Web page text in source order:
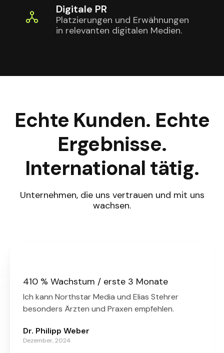
Digitale PR
Platzierungen und Erwähnungen
in relevanten digitalen Medien.
Echte Kunden. Echte
Ergebnisse.
International tätig.
Unternehmen, die uns vertrauen und mit uns
wachsen.
410 % Wachstum / erste 3 Monate
Ich kann Northstar Media und Elias Stehrer
besonders Ärzten und Praxen empfehlen.
Dr. Philipp Weber
Dezember, 2024